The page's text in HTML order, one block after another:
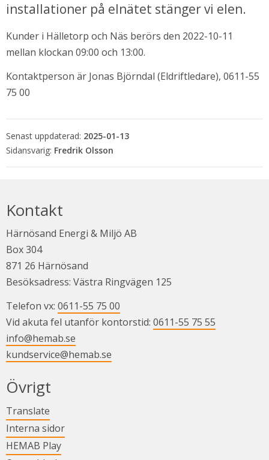
installationer på elnätet stänger vi elen.
Kunder i Hälletorp och Näs berörs den 2022-10-11
mellan klockan 09:00 och 13:00.
Kontaktperson är Jonas Björndal (Eldriftledare), 0611-55
75 00
Senast uppdaterad: 2025-01-13
Fredrik Olsson
Kontakt
Härnösand Energi & Miljö AB
Box 304
871 26 Härnösand
Besöksadress: Västra Ringvägen 125
Telefon vx: 0611-55 75 00
Vid akuta fel utanför kontorstid: 0611-55 75 55
info@hemab.se
kundservice@hemab.se
Övrigt
Translate
Interna sidorLänk till annan webbplats.
HEMAB PlayLänk till annan webbplats.